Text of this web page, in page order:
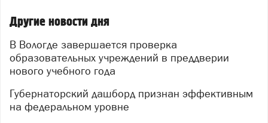
Другие новости дня
В Вологде завершается проверка
образовательных учреждений в преддверии
нового учебного года
Губернаторский дашборд признан эффективным
на федеральном уровне